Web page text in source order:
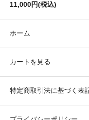
11,000円(税込)
ホーム
カートを見る
特定商取引法に基づく表